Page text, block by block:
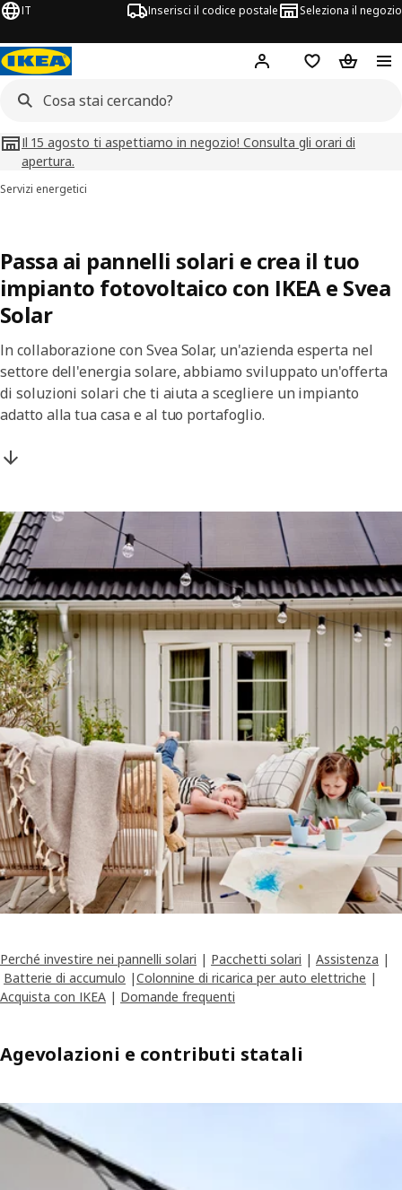
IT Inserisci il codice postale Seleziona il negozio
Hej! AccediLista deiCarrello
Il 15 agosto ti aspettiamo in negozio! Consulta gli orari di
apertura.
Servizi energetici
Passa ai pannelli solari e crea il tuo
impianto fotovoltaico con IKEA e Svea
Solar
In collaborazione con Svea Solar, un'azienda esperta nel
settore dell'energia solare, abbiamo sviluppato un'offerta
di soluzioni solari che ti aiuta a scegliere un impianto
adatto alla tua casa e al tuo portafoglio.
Perché investire nei pannelli solari | Pacchetti solari | Assistenza |
Batterie di accumulo |Colonnine di ricarica per auto elettriche |
Acquista con IKEA | Domande frequenti
Agevolazioni e contributi statali